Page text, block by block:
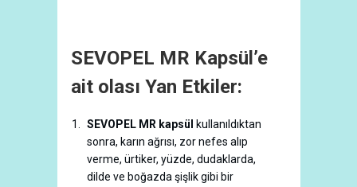
SEVOPEL MR Kapsül’e
ait olası Yan Etkiler:
SEVOPEL MR kapsül
kullanıldıktan
sonra, karın ağrısı, zor nefes alıp
verme, ürtiker, yüzde, dudaklarda,
dilde ve boğazda şişlik gibi bir